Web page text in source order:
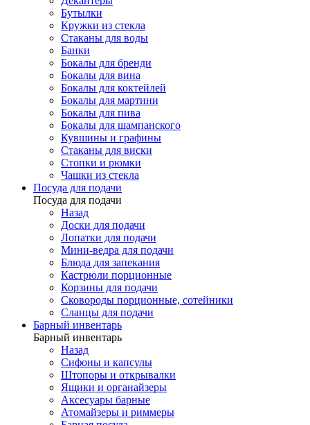
Бутылки
Кружки из стекла
Стаканы для воды
Банки
Бокалы для бренди
Бокалы для вина
Бокалы для коктейлей
Бокалы для мартини
Бокалы для пива
Бокалы для шампанского
Кувшины и графины
Стаканы для виски
Стопки и рюмки
Чашки из стекла
Посуда для подачи
Посуда для подачи
Назад
Доски для подачи
Лопатки для подачи
Мини-ведра для подачи
Блюда для запекания
Кастрюли порционные
Корзины для подачи
Сковороды порционные, сотейники
Сланцы для подачи
Барный инвентарь
Барный инвентарь
Назад
Сифоны и капсулы
Штопоры и открывалки
Ящики и органайзеры
Аксесуары барные
Атомайзеры и риммеры